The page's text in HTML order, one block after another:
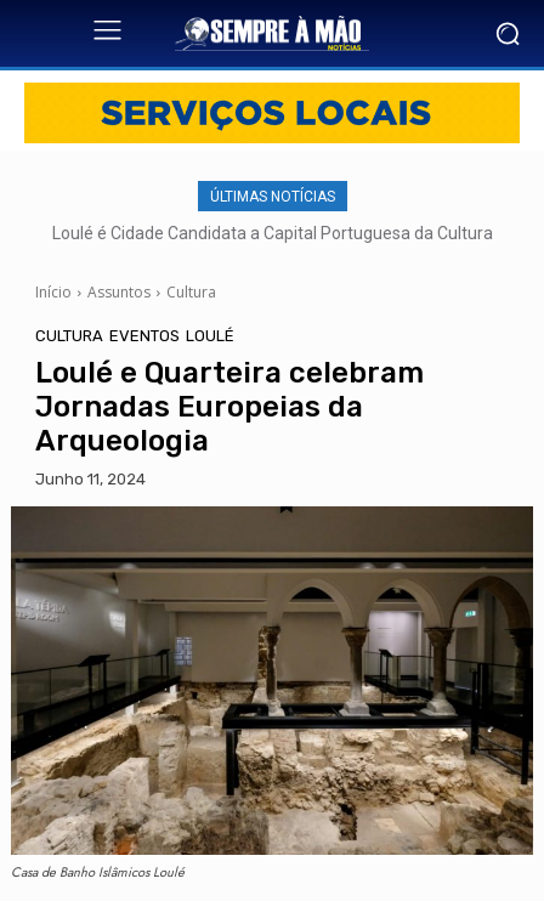
ÚLTIMAS NOTÍCIAS
Loulé é Cidade Candidata a Capital Portuguesa da Cultura
Início Assuntos Cultura
CULTURA EVENTOS LOULÉ
Loulé e Quarteira celebram
Jornadas Europeias da
Arqueologia
Junho 11, 2024
Casa de Banho Islâmicos Loulé